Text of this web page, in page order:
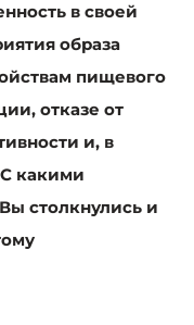
в своей
образа
пищевого
отказе от
и, в
какими
столкнулись и